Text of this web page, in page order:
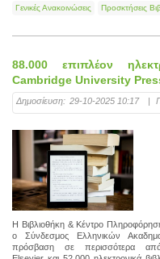
Γενικές Ανακοινώσεις Προσκτήσεις
88.000 επιπλέον
Cambridge University
Δημοσίευση: 29-10-2025 10:17
Η Βιβλιοθήκη & Κέντρο
ο Σύνδεσμος Ελληνικών
πρόσβαση σε περισσότερα